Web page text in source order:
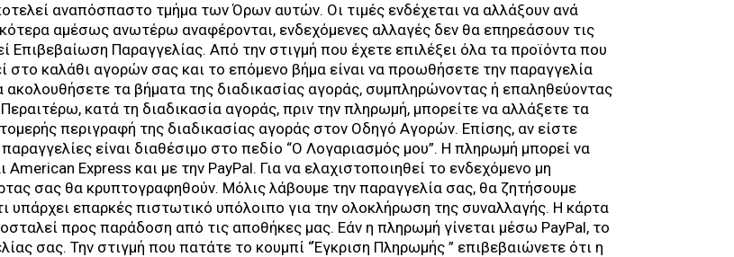
αναπόσπαστο τμήμα των Όρων αυτών. Οι τιμές ενδέχεται να αλλάξουν ανά
αμέσως ανωτέρω αναφέρονται, ενδεχόμενες αλλαγές δεν θα επηρεάσουν τις
Επιβεβαίωση Παραγγελίας. Από την στιγμή που έχετε επιλέξει όλα τα προϊόντα που
στο καλάθι αγορών σας και το επόμενο βήμα είναι να προωθήσετε την παραγγελία
ακολουθήσετε τα βήματα της διαδικασίας αγοράς, συμπληρώνοντας ή επαληθεύοντας
κατά τη διαδικασία αγοράς, πριν την πληρωμή, μπορείτε να αλλάξετε τα
περιγραφή της διαδικασίας αγοράς στον Οδηγό Αγορών. Επίσης, αν είστε
είναι διαθέσιμο στο πεδίο “Ο Λογαριασμός μου”. Η πληρωμή μπορεί να
Express και με την PayPal. Για να ελαχιστοποιηθεί το ενδεχόμενο μη
σας θα κρυπτογραφηθούν. Μόλις λάβουμε την παραγγελία σας, θα ζητήσουμε
υπάρχει επαρκές πιστωτικό υπόλοιπο για την ολοκλήρωση της συναλλαγής. Η κάρτα
προς παράδοση από τις αποθήκες μας. Εάν η πληρωμή γίνεται μέσω PayPal, το
σας. Την στιγμή που πατάτε το κουμπί “Έγκριση Πληρωμής ” επιβεβαιώνετε ότι η